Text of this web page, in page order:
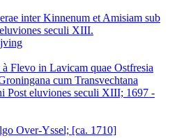
inter Kinnenum et Amisiam sub
seculi XIII.
Flevo in Lavicam quae Ostfresia
cum Transvechtana
Post eluviones seculi XIII; 1697 -
Over-Yssel; [ca. 1710]